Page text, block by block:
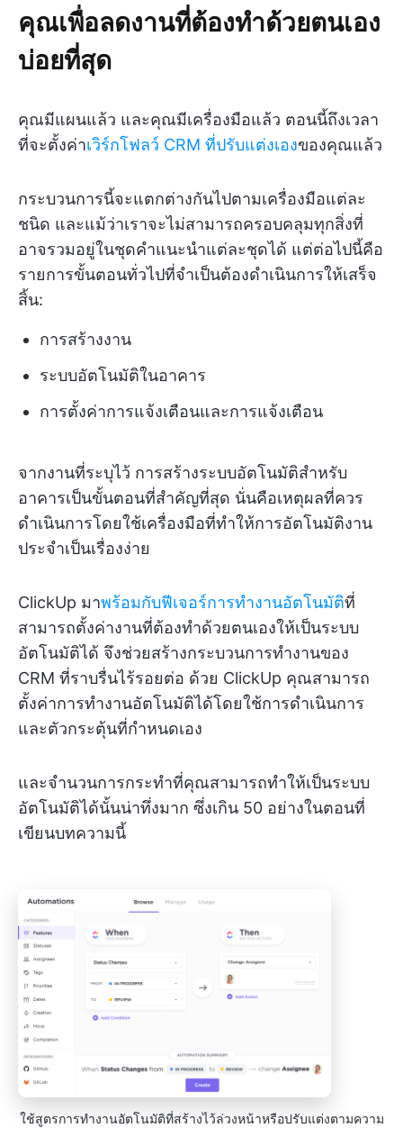
คุณเพื่อลดงานที่ต้องทำด้วยตนเอง
บ่อยที่สุด
คุณมีแผนแล้ว และคุณมีเครื่องมือแล้ว ตอนนี้ถึงเวลา
ที่จะตั้งค่าเวิร์กโฟลว์ CRM ที่ปรับแต่งเองของคุณแล้ว
กระบวนการนี้จะแตกต่างกันไปตามเครื่องมือแต่ละ
ชนิด และแม้ว่าเราจะไม่สามารถครอบคลุมทุกสิ่งที่
อาจรวมอยู่ในชุดคำแนะนำแต่ละชุดได้ แต่ต่อไปนี้คือ
รายการขั้นตอนทั่วไปที่จำเป็นต้องดำเนินการให้เสร็จ
สิ้น:
การสร้างงาน
ระบบอัตโนมัติในอาคาร
การตั้งค่าการแจ้งเตือนและการแจ้งเตือน
จากงานที่ระบุไว้ การสร้างระบบอัตโนมัติสำหรับ
อาคารเป็นขั้นตอนที่สำคัญที่สุด นั่นคือเหตุผลที่ควร
ดำเนินการโดยใช้เครื่องมือที่ทำให้การอัตโนมัติงาน
ประจำเป็นเรื่องง่าย
ClickUp มาพร้อมกับฟีเจอร์การทำงานอัตโนมัติที่
สามารถตั้งค่างานที่ต้องทำด้วยตนเองให้เป็นระบบ
อัตโนมัติได้ จึงช่วยสร้างกระบวนการทำงานของ
CRM ที่ราบรื่นไร้รอยต่อ ด้วย ClickUp คุณสามารถ
ตั้งค่าการทำงานอัตโนมัติได้โดยใช้การดำเนินการ
และตัวกระตุ้นที่กำหนดเอง
และจำนวนการกระทำที่คุณสามารถทำให้เป็นระบบ
อัตโนมัติได้นั้นน่าทึ่งมาก ซึ่งเกิน 50 อย่างในตอนที่
เขียนบทความนี้
ใช้สูตรการทำงานอัตโนมัติที่สร้างไว้ล่วงหน้าหรือปรับแต่งตามความ